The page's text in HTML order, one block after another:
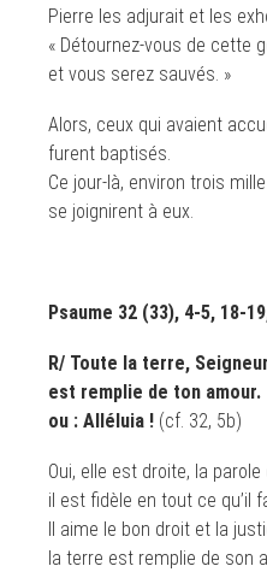
Pierre les adjurait et les
« Détournez-vous de cette
et vous serez sauvés. »
Alors, ceux qui avaient
furent baptisés.
Ce jour-là, environ trois
se joignirent à eux.
Psaume 32 (33), 4-5, 18-
R/ Toute la terre,
est remplie de ton amour.
ou : Alléluia ! (cf. 32, 5b)
Oui, elle est droite, la parole
il est fidèle en tout ce qu’il
Il aime le bon droit et la
la terre est remplie de son